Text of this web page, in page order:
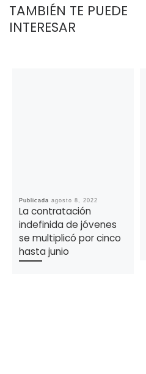
TAMBIÉN TE PUEDE
INTERESAR
Publicada agosto 8, 2022
La contratación
indefinida de jóvenes
se multiplicó por cinco
hasta junio